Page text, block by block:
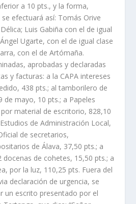
a 10 pts., y la forma,
efectuará así: Tomás Orive
Luis Gabiña con el de igual
Ugarte, con el de igual clase
con el de Artómaña.
aprobadas y declaradas
y facturas: a la CAPA intereses
438 pts.; al tamborilero de
de mayo, 10 pts.; a Papeles
material de escritorio, 828,10
de Administración Local,
de secretarios,
de Álava, 37,50 pts.; a
de cohetes, 15,50 pts.; a
por la luz, 110,25 pts. Fuera del
declaración de urgencia, se
un escrito presentado por el